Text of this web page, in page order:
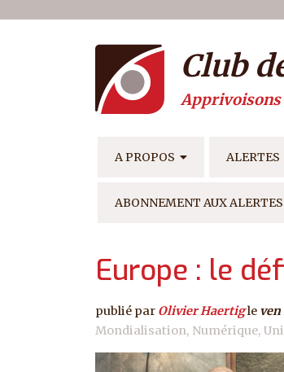
Menu du
Club
NAVIGATION
A PROPOS ALERTES
ABONNEMENT AUX ALERTES
Europe : le
publié par Olivier Haertigle ven
Mondialisation Numérique